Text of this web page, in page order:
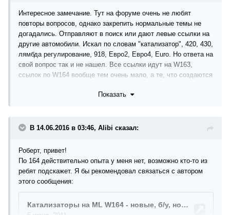
Интересное замечание. Тут на форуме очень не любят
повторы вопросов, однако закрепить нормальные темы не
догадались. Отправляют в поиск или дают левые ссылки на
другие автомобили. Искал по словам "катализатор", 420, 430,
лямбда регулирование, 918, Евро2, Евро4, Euro. Но ответа на
свой вопрос так и не нашел. Все ссылки идут на W163,
ссылок по W164 вообще тем очень мало, а те, что создаются
если мне в двух сервисах почти официально заявили, что в
Кто мне врет?
Показать
В 14.06.2016 в 03:46, Alibi сказал:
Роберт, привет!
По 164 действительно опыта у меня нет, возможно кто-то из
ребят подскажет. Я бы рекомендовал связаться с автором
этого сообщения: